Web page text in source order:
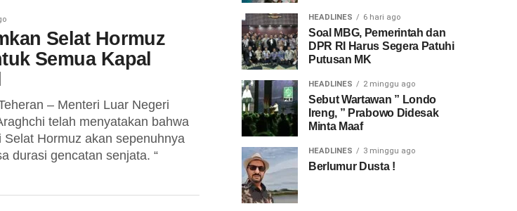
Selat Hormuz
Semua Kapal
– Menteri Luar Negeri
telah menyatakan bahwa
Selat Hormuz akan sepenuhnya
durasi gencatan senjata. “
HEADLINES 6 hari ago
Soal MBG, Pemerintah dan
DPR RI Harus Segera Patuhi
Putusan MK
HEADLINES 2 minggu ago
Sebut Wartawan ” Londo
Ireng, ” Prabowo Didesak
Minta Maaf
HEADLINES 3 minggu ago
Berlumur Dusta !